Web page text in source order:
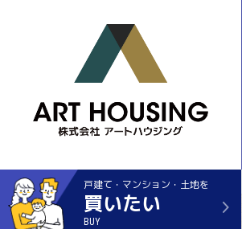
戸建て・マンション・土地を
買いたい
BUY